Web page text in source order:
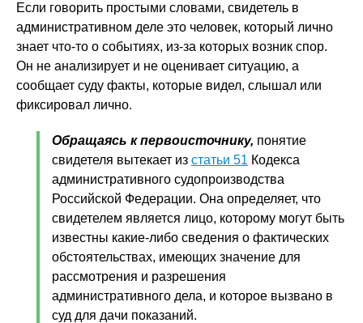
Если говорить простыми словами, свидетель в
административном деле это человек, который лично
знает что-то о событиях, из-за которых возник спор.
Он не анализирует и не оценивает ситуацию, а
сообщает суду факты, которые видел, слышал или
фиксировал лично.
Обращаясь к первоисточнику, понятие
свидетеля вытекает из статьи 51 Кодекса
административного судопроизводства
Российской Федерации. Она определяет, что
свидетелем является лицо, которому могут быть
известны какие-либо сведения о фактических
обстоятельствах, имеющих значение для
рассмотрения и разрешения
административного дела, и которое вызвано в
суд для дачи показаний.